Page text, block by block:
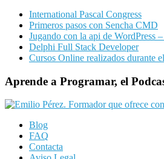
International Pascal Congress
Primeros pasos con Sencha CMD
Jugando con la api de WordPress
Delphi Full Stack Developer
Cursos Online realizados durante
Aprende a Programar, el
Blog
FAQ
Contacta